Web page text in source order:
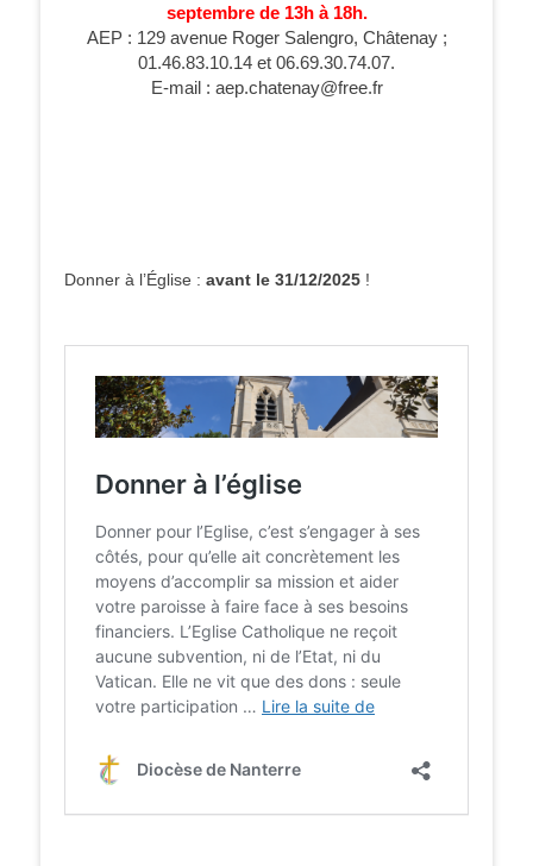
septembre de 13h à 18h.
AEP : 129 avenue Roger Salengro, Châtenay ;
01.46.83.10.14 et 06.69.30.74.07.
E-mail : aep.chatenay@free.fr
Donner à l’Église : avant le 31/12/2025 !